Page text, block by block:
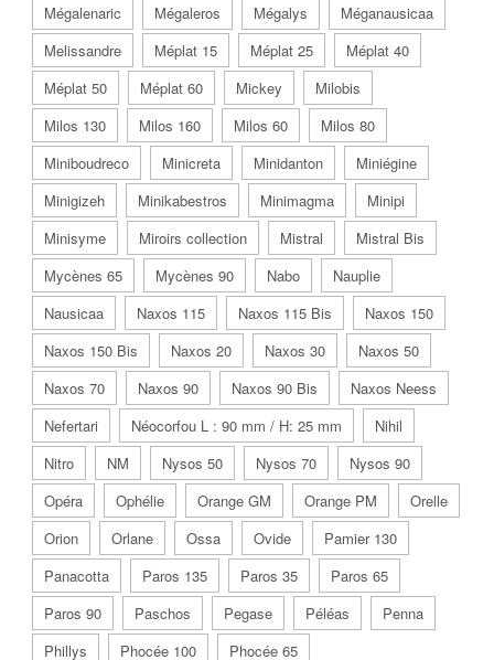
Mégalenaric
Mégaleros Mégalys
Méganausicaa
Melissandre
Méplat 15 Méplat 25
Méplat 40
Méplat 50
Méplat 60 Mickey
Milobis
Milos 130
Milos 160 Milos 60
Milos 80
Miniboudreco
Minicreta Minidanton
Miniégine
Minigizeh
Minikabestros Minimagma
Minipi
Minisyme
Miroirs collection Mistral
Mistral Bis
Mycènes 65
Mycènes 90 Nabo
Nauplie
Nausicaa
Naxos 115 Naxos 115 Bis
Naxos 150
Naxos 150 Bis
Naxos 20 Naxos 30
Naxos 50
Naxos 70
Naxos 90 Naxos 90 Bis
Naxos Neess
Nefertari
Néocorfou L : 90 mm / H: 25 mm
Nihil
Nitro
NM Nysos 50 Nysos 70
Nysos 90
Opéra
Ophélie Orange GM Orange PM
Orelle
Orion
Orlane Ossa Ovide
Pamier 130
Panacotta
Paros 135 Paros 35
Paros 65
Paros 90
Paschos Pegase Péléas
Penna
Phillys
Phocée 100 Phocée 65